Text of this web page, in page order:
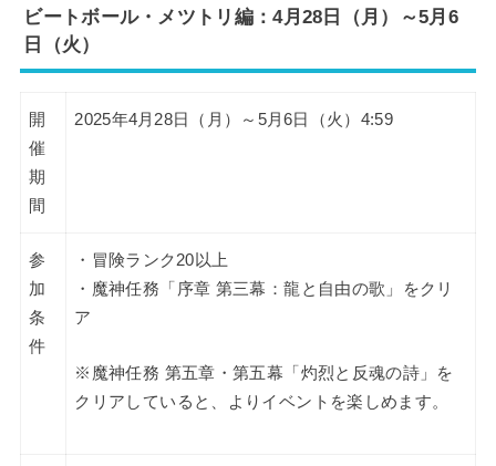
ビートボール・メツトリ編：4月28日（月）～5月6
日（火）
開
催
期
間
2025年4月28日（月）～5月6日（火）4:59
参
加
条
件
・冒険ランク20以上
・魔神任務「序章 第三幕：龍と自由の歌」をクリ
ア
※魔神任務 第五章・第五幕「灼烈と反魂の詩」を
クリアしていると、よりイベントを楽しめます。